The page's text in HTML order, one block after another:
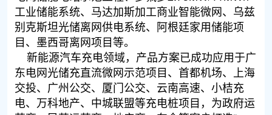
工业储能系统、马达加斯加工商业智能微网、乌兹
别克斯坦光储离网供电系统、阿根廷家用储能项
目、墨西哥离网项目等。
新能源汽车充电领域，产品方案已成功应用于广
东电网光储充直流微网示范项目、首都机场、上海
交投、广州公交、厦门公交、云南高速、小桔充
电、万科地产、中城联盟等充电桩项目，为政府运